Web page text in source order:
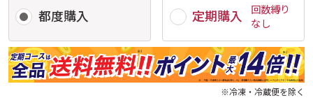
都度購入 定期購入
回数縛り
なし
※冷凍・冷蔵便を除く